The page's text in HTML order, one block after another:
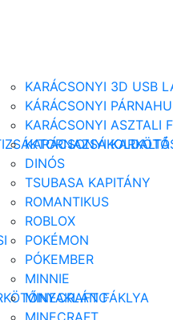
TORNAZSÁK
NYAKLÁNC
KARÁCSONYI 3D USB
KÁRÁCSONYI
KARÁCSONYI ASZTALI
KARÁCSONYI KARKÖTŐ
DINÓS
TSUBASA KAPITÁNY
ROMANTIKUS
ROBLOX
POKÉMON
PÓKEMBER
MINNIE
MINECRAFT FÁKLYA
MINECRAFT